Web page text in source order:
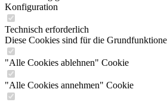
Konfiguration
Technisch erforderlich
Diese Cookies sind für die
"Alle Cookies ablehnen" Cookie
"Alle Cookies annehmen" Cookie